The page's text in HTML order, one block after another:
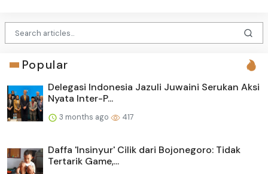
Popular
Delegasi Indonesia Jazuli Juwaini Serukan Aksi
Nyata Inter-P...
3 months ago 417
Daffa 'Insinyur' Cilik dari Bojonegoro: Tidak
Tertarik Game,...